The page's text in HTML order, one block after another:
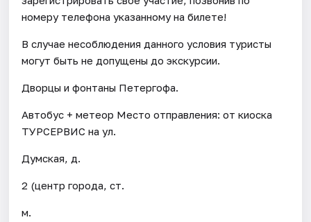
номеру телефона указанному на билете!
В случае несоблюдения данного условия туристы
могут быть не допущены до экскурсии.
Дворцы и фонтаны Петергофа.
Автобус + метеор Место отправления: от киоска
ТУРСЕРВИС на ул.
Думская, д.
2 (центр города, ст.
м.